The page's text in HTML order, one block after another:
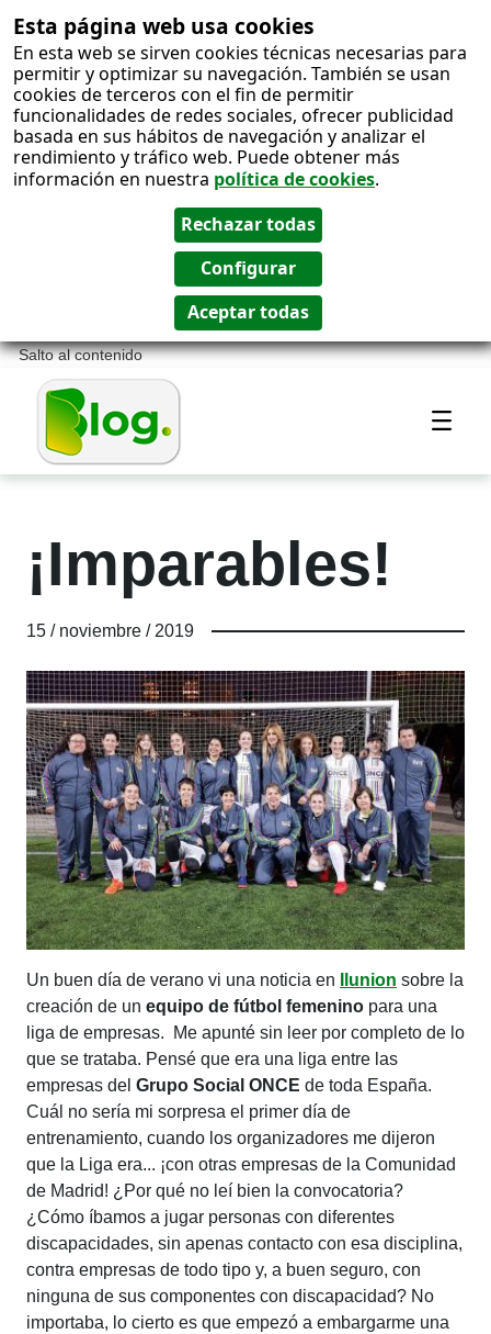
Esta página web usa cookies
En esta web se sirven cookies técnicas necesarias para
permitir y optimizar su navegación. También se usan
cookies de terceros con el fin de permitir
funcionalidades de redes sociales, ofrecer publicidad
basada en sus hábitos de navegación y analizar el
rendimiento y tráfico web. Puede obtener más
información en nuestra política de cookies.
Salto al contenido
¡Imparables!
15 / noviembre / 2019
Un buen día de verano vi una noticia en Ilunion sobre la
creación de un equipo de fútbol femenino para una
liga de empresas. Me apunté sin leer por completo de lo
que se trataba. Pensé que era una liga entre las
empresas del Grupo Social ONCE de toda España.
Cuál no sería mi sorpresa el primer día de
entrenamiento, cuando los organizadores me dijeron
que la Liga era... ¡con otras empresas de la Comunidad
de Madrid! ¿Por qué no leí bien la convocatoria?
¿Cómo íbamos a jugar personas con diferentes
discapacidades, sin apenas contacto con esa disciplina,
contra empresas de todo tipo y, a buen seguro, con
ninguna de sus componentes con discapacidad? No
importaba, lo cierto es que empezó a embargarme una